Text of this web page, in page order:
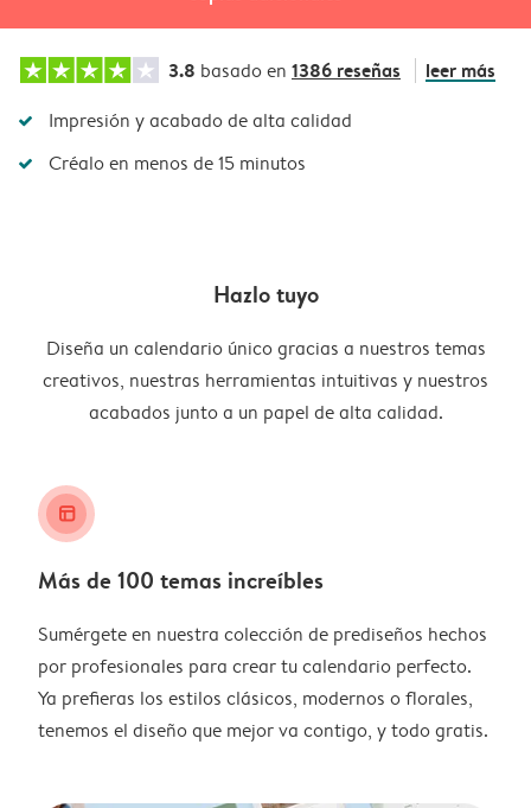
3.8 basado en 1386 reseñas leer más
Impresión y acabado de alta calidad
Créalo en menos de 15 minutos
Hazlo tuyo
Diseña un calendario único gracias a nuestros temas
creativos, nuestras herramientas intuitivas y nuestros
acabados junto a un papel de alta calidad.
layout_alt
Más de 100 temas increíbles
Sumérgete en nuestra colección de prediseños hechos
por profesionales para crear tu calendario perfecto.
Ya prefieras los estilos clásicos, modernos o florales,
tenemos el diseño que mejor va contigo, y todo gratis.